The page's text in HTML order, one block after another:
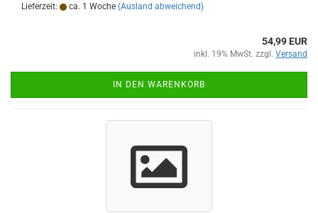
Lieferzeit: ca. 1 Woche (Ausland abweichend)
54,99 EUR
inkl. 19% MwSt. zzgl. Versand
IN DEN WARENKORB